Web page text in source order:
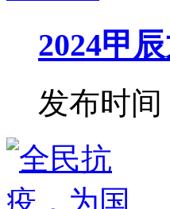
2024甲
发布时间